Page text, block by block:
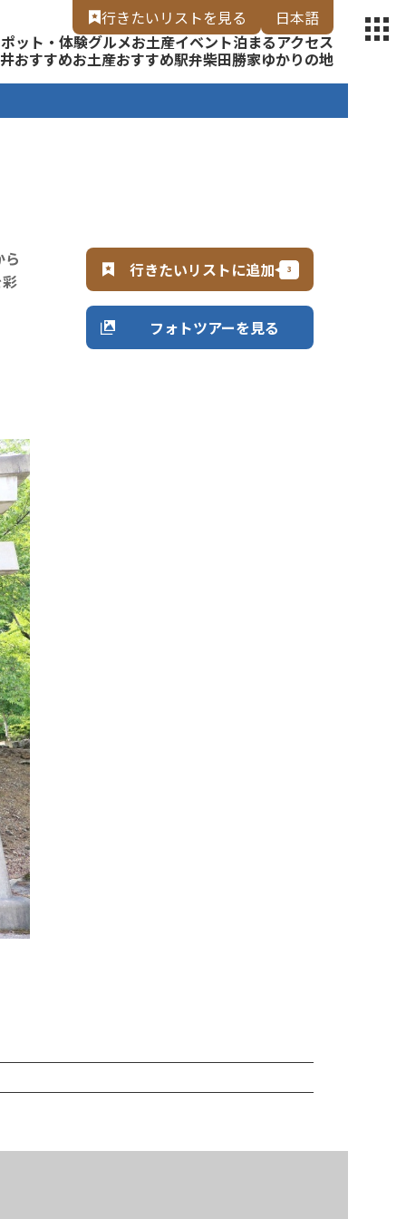
福いろ】
行きたいリストを見る
日本語
English
ット・体験グルメお土産イベント泊まるアクセス
おすすめお土産おすすめ駅弁柴田勝家ゆかりの地
行きたいリストに追加
フォトツアーを見る